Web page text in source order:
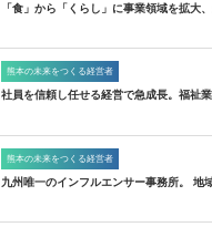
「食」から「くらし」に事業領域を拡大
熊本の未来をつくる経営者
社員を信頼し任せる経営で急成長。福祉
熊本の未来をつくる経営者
九州唯一のインフルエンサー事務所。 地